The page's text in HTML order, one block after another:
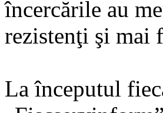
încercările au
rezistenţi şi mai
La începutul